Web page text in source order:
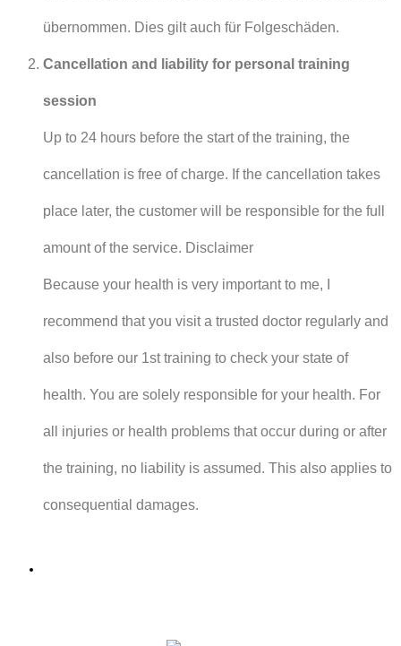
übernommen. Dies gilt auch für Folgeschäden.
Cancellation and liability for personal training
session
Up to 24 hours before the start of the training, the
cancellation is free of charge. If the cancellation takes
place later, the customer will be responsible for the full
amount of the service. Disclaimer
Because your health is very important to me, I
recommend that you visit a trusted doctor regularly and
also before our 1st training to check your state of
health. You are solely responsible for your health. For
all injuries or health problems that occur during or after
the training, no liability is assumed. This also applies to
consequential damages.